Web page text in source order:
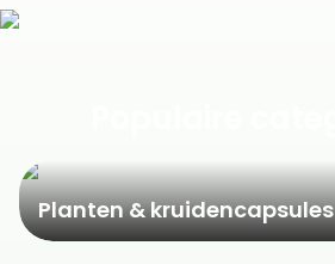
Planten & kruidencapsules